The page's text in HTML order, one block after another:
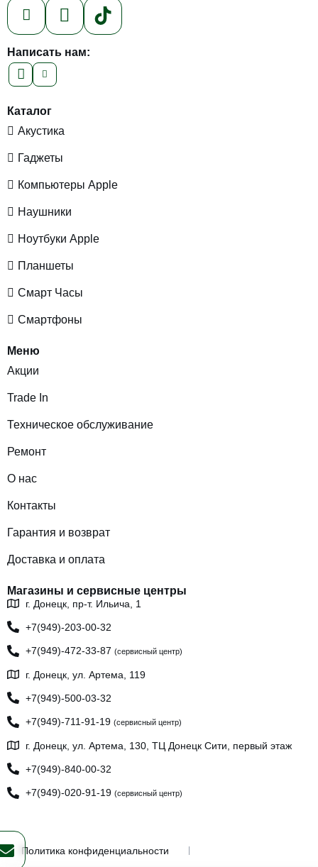
Написать нам:
Каталог
Акустика
Гаджеты
Компьютеры Apple
Наушники
Ноутбуки Apple
Планшеты
Смарт Часы
Смартфоны
Меню
Акции
Trade In
Техническое обслуживание
Ремонт
О нас
Контакты
Гарантия и возврат
Доставка и оплата
Магазины и сервисные центры
г. Донецк, пр-т. Ильича, 1
+7(949)-203-00-32
+7(949)-472-33-87(сервисный центр)
г. Донецк, ул. Артема, 119
+7(949)-500-03-32
+7(949)-711-91-19(сервисный центр)
г. Донецк, ул. Артема, 130, ТЦ Донецк Сити, первый этаж
+7(949)-840-00-32
+7(949)-020-91-19(сервисный центр)
Политика конфиденциальности